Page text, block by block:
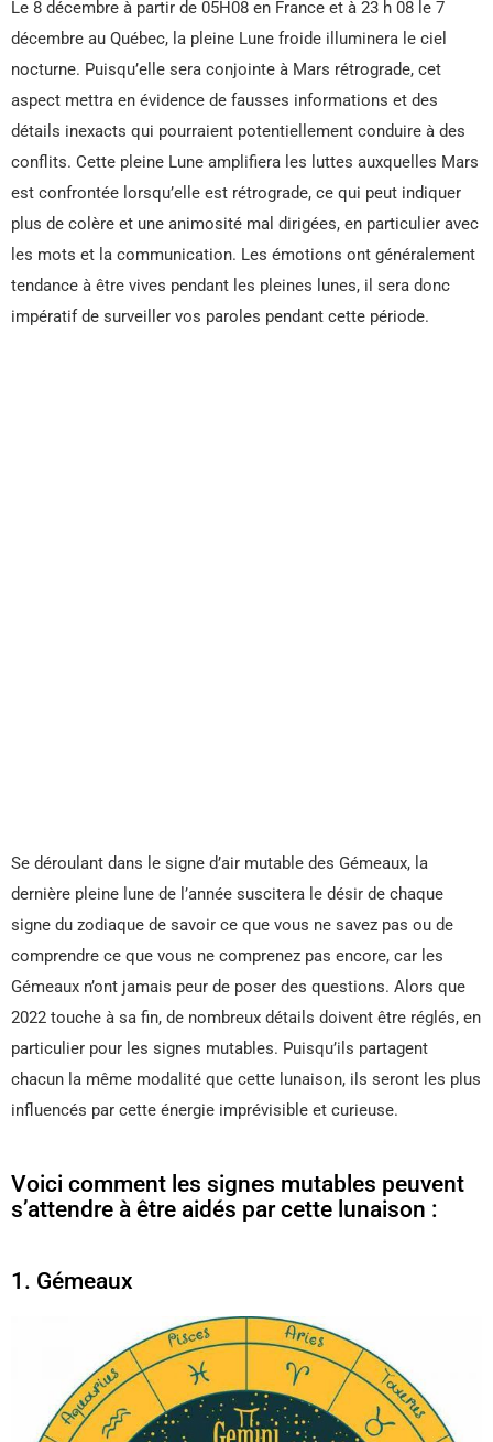
Le 8 décembre à partir de 05H08 en France et à 23 h 08 le 7
décembre au Québec, la pleine Lune froide illuminera le ciel
nocturne. Puisqu’elle sera conjointe à Mars rétrograde, cet
aspect mettra en évidence de fausses informations et des
détails inexacts qui pourraient potentiellement conduire à des
conflits. Cette pleine Lune amplifiera les luttes auxquelles Mars
est confrontée lorsqu’elle est rétrograde, ce qui peut indiquer
plus de colère et une animosité mal dirigées, en particulier avec
les mots et la communication. Les émotions ont généralement
tendance à être vives pendant les pleines lunes, il sera donc
impératif de surveiller vos paroles pendant cette période.
Se déroulant dans le signe d’air mutable des Gémeaux, la
dernière pleine lune de l’année suscitera le désir de chaque
signe du zodiaque de savoir ce que vous ne savez pas ou de
comprendre ce que vous ne comprenez pas encore, car les
Gémeaux n’ont jamais peur de poser des questions. Alors que
2022 touche à sa fin, de nombreux détails doivent être réglés, en
particulier pour les signes mutables. Puisqu’ils partagent
chacun la même modalité que cette lunaison, ils seront les plus
influencés par cette énergie imprévisible et curieuse.
Voici comment les signes mutables peuvent
s’attendre à être aidés par cette lunaison :
1. Gémeaux